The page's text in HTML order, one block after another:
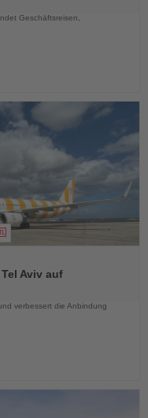
Geschäftsreisen,
Aviv auf
verbessert die Anbindung